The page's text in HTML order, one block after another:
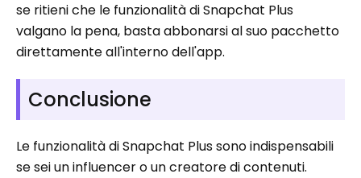
se ritieni che le funzionalità di Snapchat Plus
valgano la pena, basta abbonarsi al suo pacchetto
direttamente all'interno dell'app.
Conclusione
Le funzionalità di Snapchat Plus sono indispensabili
se sei un influencer o un creatore di contenuti.